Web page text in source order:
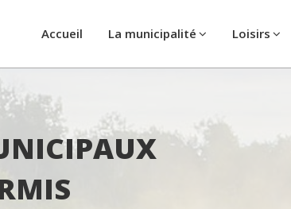
Accueil La municipalité Loisirs